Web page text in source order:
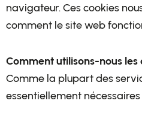
navigateur. Ces cookies
comment le site web
Comment utilisons-nous les
Comme la plupart des
essentiellement